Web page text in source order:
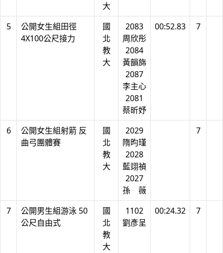
大
5
公開女生組田徑
4X100公尺接力
國
北
教
大
2083
周欣彤
2084
黃韻旆
2087
李主心
2081
蔡昕妤
00:52.83 7
6
公開女生組射箭 反
曲弓團體賽
國
北
教
大
2029
隋昀瑾
2028
藍翊禎
2027
孫 薇
7
7
公開男生組游泳 50
公尺自由式
國
北
教
大
1102
劉彥呈
00:24.32 7